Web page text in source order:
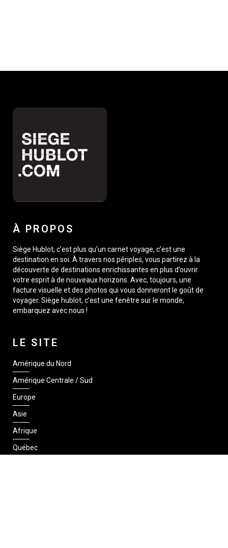
À PROPOS
Siège Hublot, c’est plus qu’un carnet voyage, c’est une
destination en soi. À travers nos périples, vous partirez à la
découverte de destinations enrichissantes en plus d’ouvrir
votre esprit à de nouveaux horizons. Avec, toujours, une
facture visuelle et des photos qui vous donneront le goût de
voyager. Siège hublot, c’est une fenêtre sur le monde,
embarquez avec nous !
LE SITE
Amérique du Nord
Amérique Centrale / Sud
Europe
Asie
Afrique
Québec